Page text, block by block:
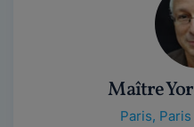
Maître
Paris,